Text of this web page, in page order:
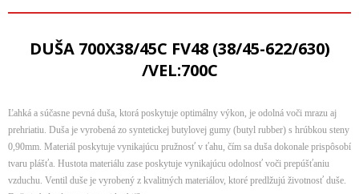
DUŠA 700X38/45C FV48 (38/45-622/630)
/VEL:700C
Ľahká a súčasne pevná duša, ktorá poskytuje optimálny výkon, je odolná voči mrazu aj
prehriatiu. Duša je vyrobená zo syntetickej butylovej gumy (butyl rubber) s hrúbkou steny
0,90mm. Materiál poskytuje vynikajúcu pružnosť v ťahu, čím sa duša dokonale prispôsobí
tvaru plášťa. Hustota materiálu zase poskytuje vynikajúcu odolnosť voči prepúšťaniu
vzduchu. Ventil duše je vyrobený z kvalitných materiálov, ktoré predlžujú životnosť duše.